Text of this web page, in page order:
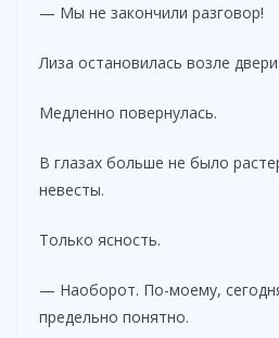
— Мы не закончили разговор!
Лиза остановилась возле двери.
Медленно повернулась.
В глазах больше не было
невесты.
Только ясность.
— Наоборот. По-моему,
предельно понятно.